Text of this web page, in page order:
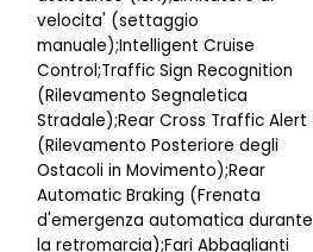
velocita' (settaggio
manuale);Intelligent Cruise
Control;Traffic Sign Recognition
(Rilevamento Segnaletica
Stradale);Rear Cross Traffic Alert
(Rilevamento Posteriore degli
Ostacoli in Movimento);Rear
Automatic Braking (Frenata
d'emergenza automatica durante
la retromarcia);Fari Abbaglianti